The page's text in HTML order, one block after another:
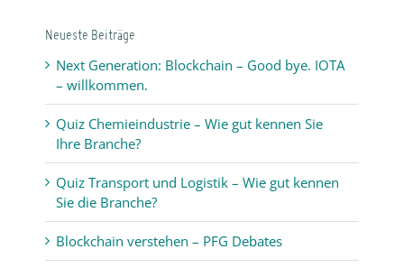
Neueste Beiträge
Next Generation: Blockchain – Good bye. IOTA
– willkommen.
Quiz Chemieindustrie – Wie gut kennen Sie
Ihre Branche?
Quiz Transport und Logistik – Wie gut kennen
Sie die Branche?
Blockchain verstehen – PFG Debates